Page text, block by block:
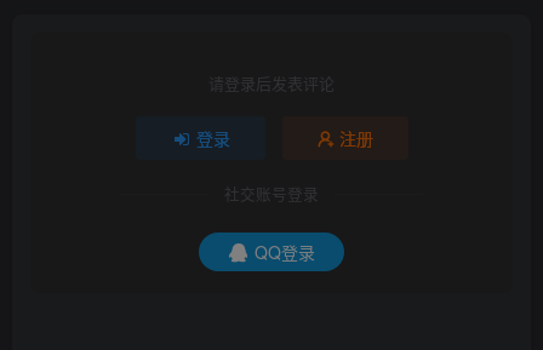
请登录后发表评论
登录 注册
社交账号登录
QQ登录